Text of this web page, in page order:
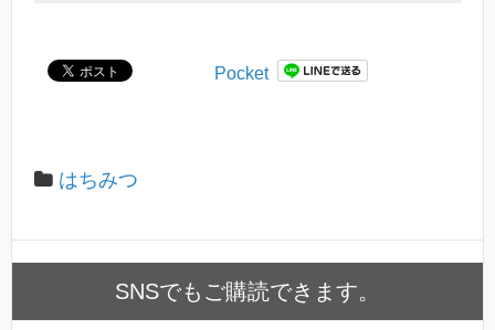
Pocket
はちみつ
SNSでもご購読できます。